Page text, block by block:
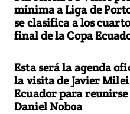
mínima a Liga de
se clasifica a los
final de la Copa
Esta será la agenda
la visita de Javier
Ecuador para reunirse
Daniel Noboa